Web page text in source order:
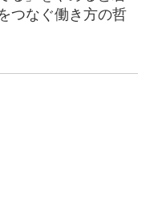
つなぐ働き方の哲